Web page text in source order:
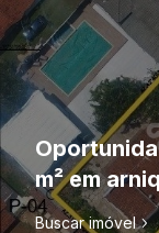
m² em
Buscar imóvel